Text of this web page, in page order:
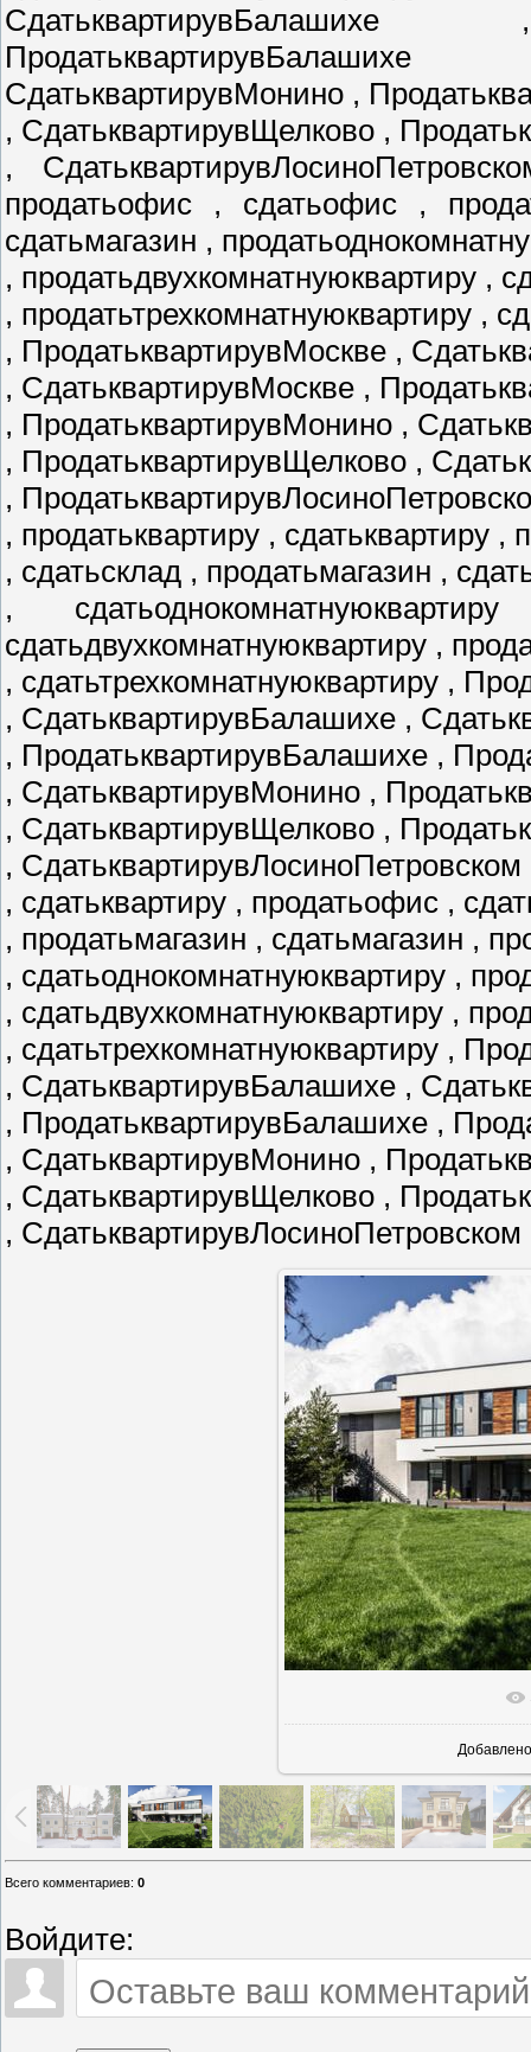
СдатьквартирувМонино ,
, СдатьквартирувЩелково ,
,
продатьофис , сдатьофис ,
сдатьмагазин ,
, продатьдвухкомнатнуюквартиру ,
, продатьтрехкомнатнуюквартиру ,
, ПродатьквартирувМоскве ,
, СдатьквартирувМоскве ,
, ПродатьквартирувМонино ,
, ПродатьквартирувЩелково ,
,
, продатьквартиру , сдатьквартиру
, сдатьсклад , продатьмагазин ,
,
сдатьдвухкомнатнуюквартиру ,
, сдатьтрехкомнатнуюквартиру ,
, СдатьквартирувБалашихе ,
, ПродатьквартирувБалашихе ,
, СдатьквартирувМонино ,
, СдатьквартирувЩелково ,
, СдатьквартирувЛосиноПетровском
, сдатьквартиру , продатьофис ,
, продатьмагазин , сдатьмагазин ,
, сдатьоднокомнатнуюквартиру ,
, сдатьдвухкомнатнуюквартиру ,
, сдатьтрехкомнатнуюквартиру ,
, СдатьквартирувБалашихе ,
, ПродатьквартирувБалашихе ,
, СдатьквартирувМонино ,
, СдатьквартирувЩелково ,
, СдатьквартирувЛосиноПетровском
В
Добавлено
Всего комментариев: 0
Войдите: